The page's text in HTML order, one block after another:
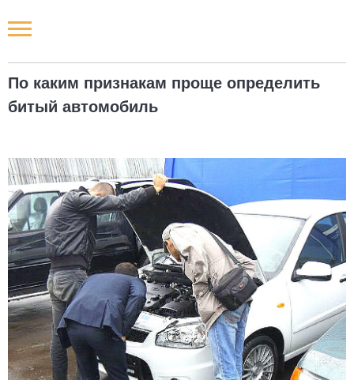
По каким признакам проще определить
битый автомобиль
Новости РФ
Городские новости
Наши мероприятия
Статьи